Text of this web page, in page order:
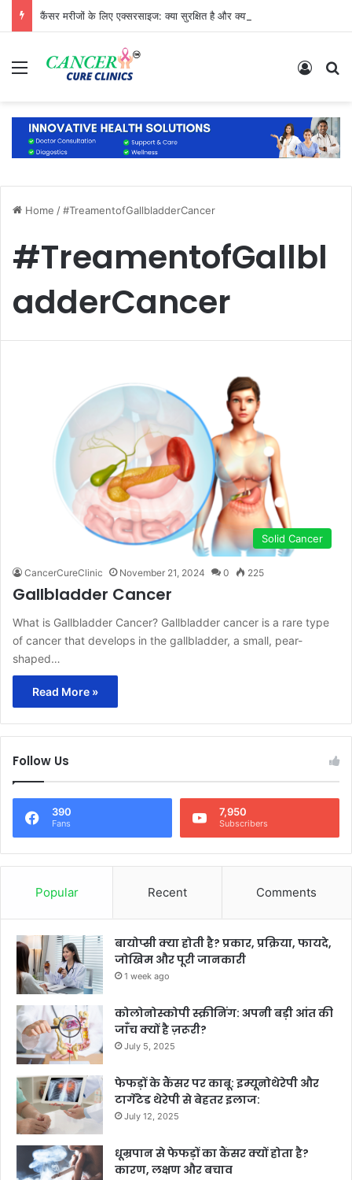
कैंसर मरीजों के लिए एक्सरसाइज: क्या सुरक्षित है और क्या नहीं?
Menu Log In
Home /#TreamentofGallbladderCancer
#TreamentofGallbl
adderCancer
Solid Cancer
CancerCureClinic November 21, 2024 0 225
Gallbladder Cancer
What is Gallbladder Cancer? Gallbladder cancer is a rare type
of cancer that develops in the gallbladder, a small, pear-
shaped…
Read More »
Follow Us
390
Fans
7,950
Subscribers
Popular Recent Comments
बायोप्सी क्या होती है? प्रकार, प्रक्रिया, फायदे,
जोखिम और पूरी जानकारी
1 week ago
कोलोनोस्कोपी स्क्रीनिंग: अपनी बड़ी आंत की
जाँच क्यों है ज़रूरी?
July 5, 2025
फेफड़ों के कैंसर पर काबू: इम्यूनोथेरेपी और
टार्गेटेड थेरेपी से बेहतर इलाज:
July 12, 2025
धूम्रपान से फेफड़ों का कैंसर क्यों होता है?
कारण, लक्षण और बचाव